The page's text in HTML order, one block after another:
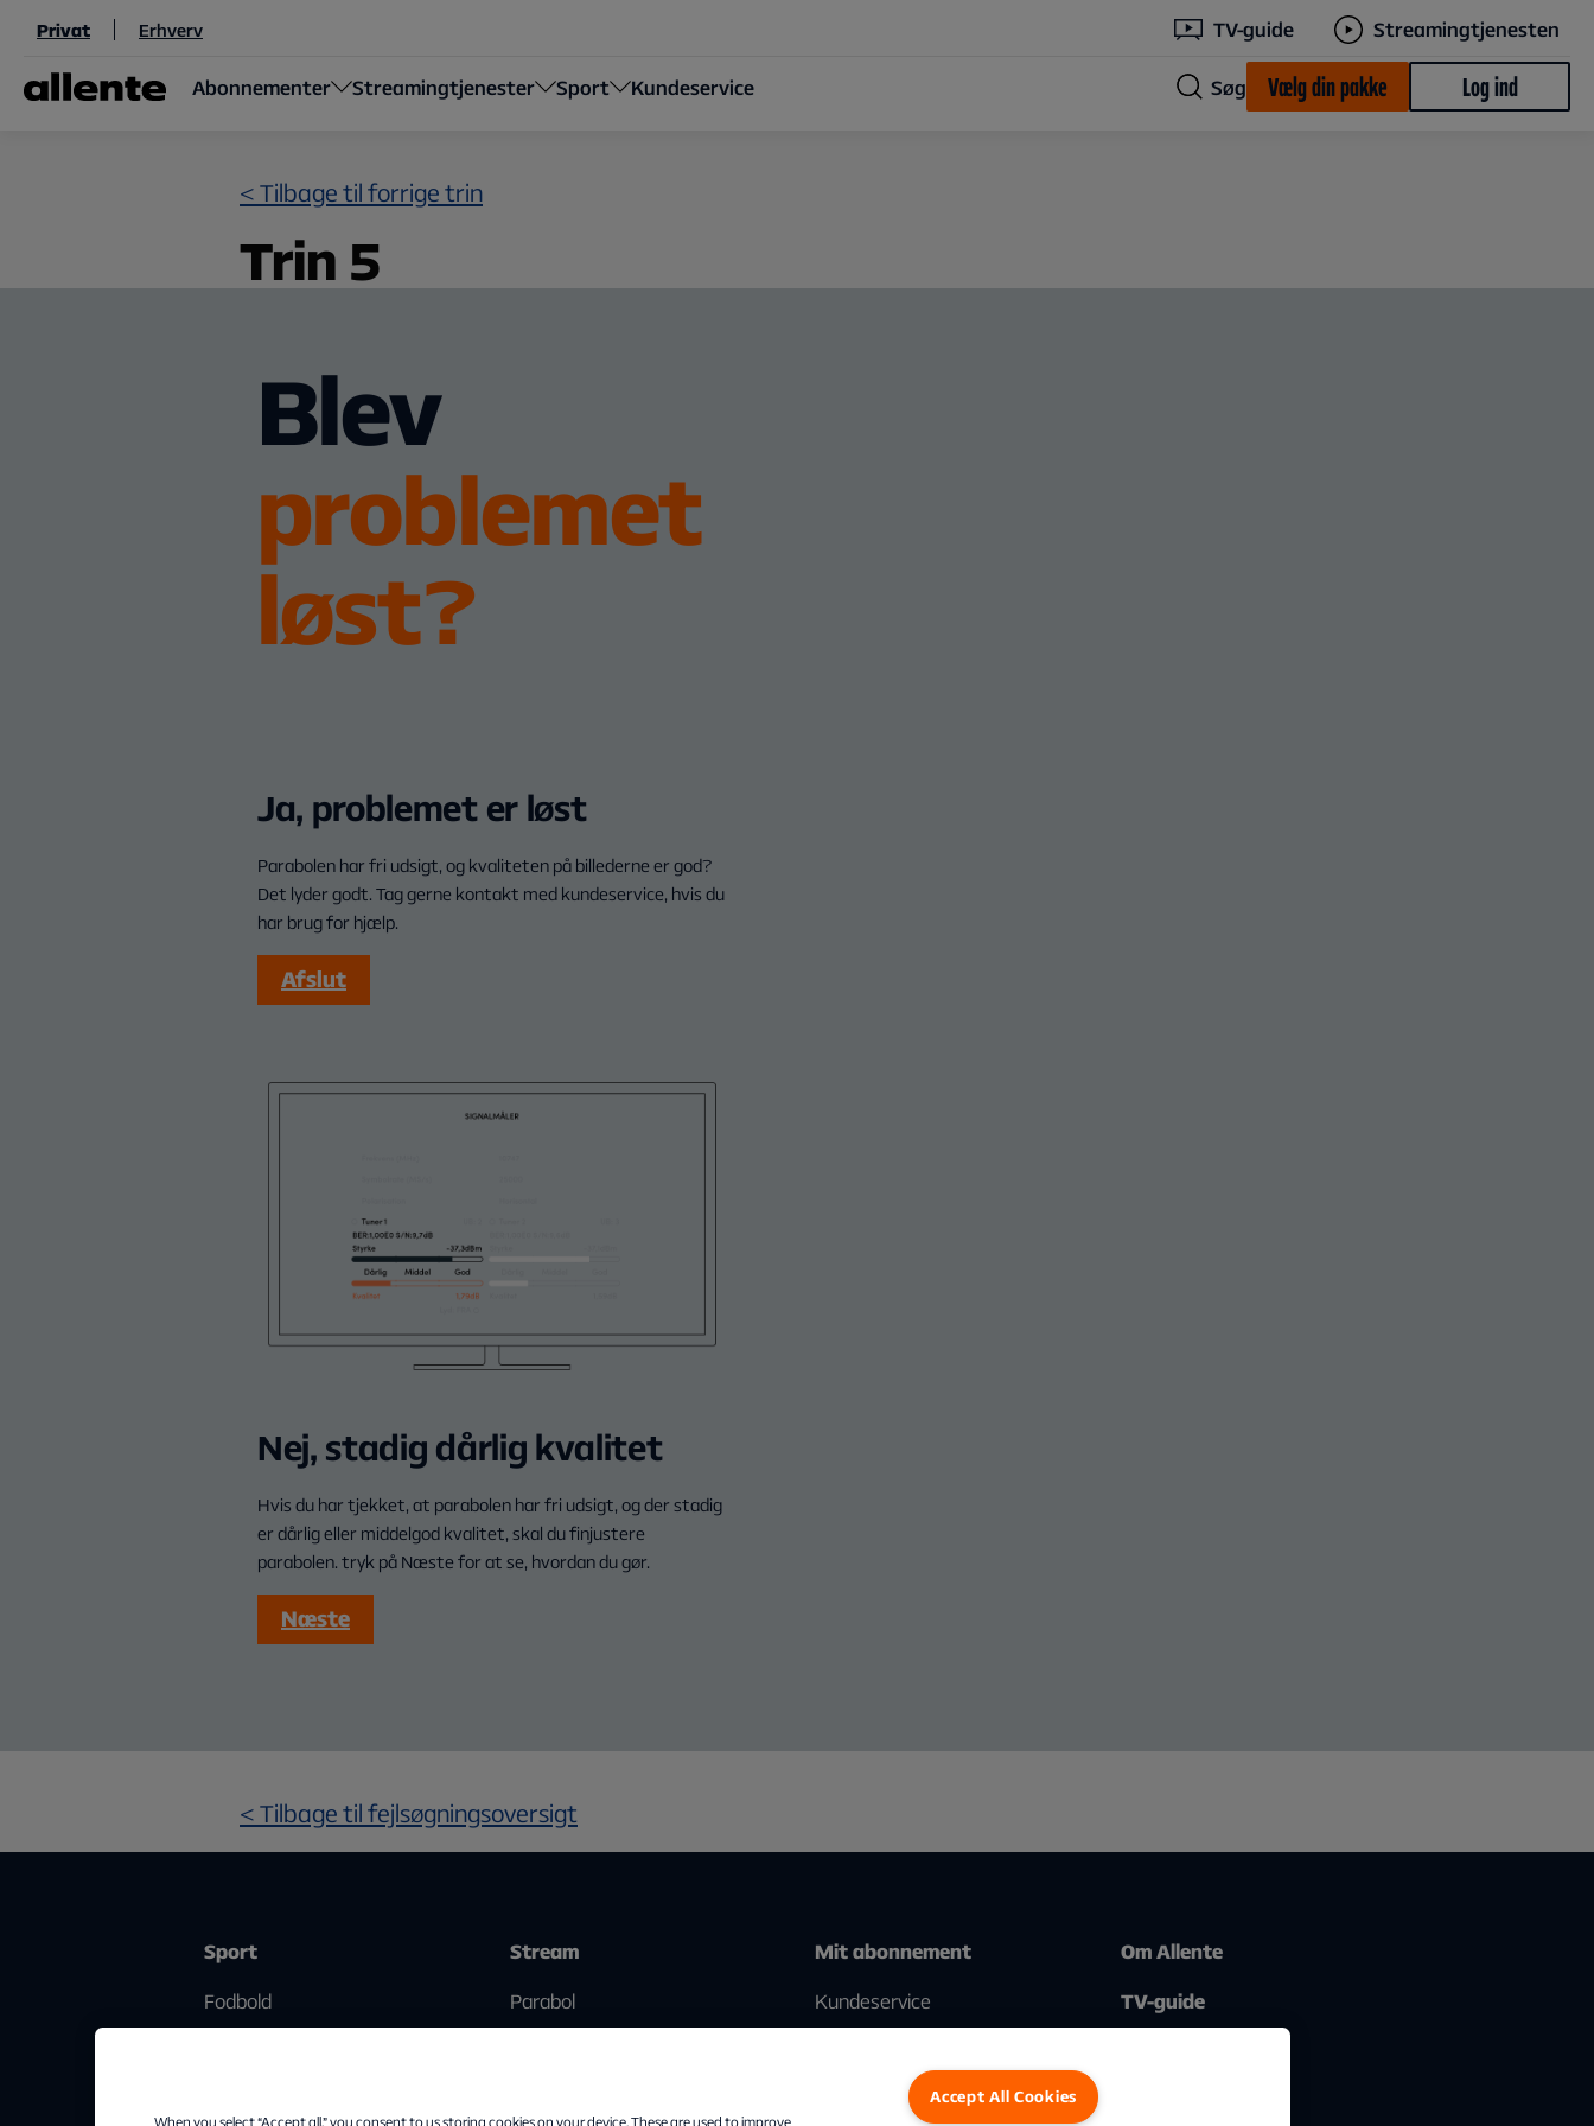
Til hovedindhold
Privat Erhverv TV-guide Streamingtjenesten
Abonnementer Streamingtjenester Sport Kundeservice Søg Vælg din pakke Log ind
< Tilbage til forrige trin
Trin 5
Blev
problemet
løst?
Ja, problemet er løst
Parabolen har fri udsigt, og kvaliteten på billederne er god?
Det lyder godt. Tag gerne kontakt med kundeservice, hvis du
har brug for hjælp.
Afslut
Nej, stadig dårlig kvalitet
Hvis du har tjekket, at parabolen har fri udsigt, og der stadig
er dårlig eller middelgod kvalitet, skal du finjustere
parabolen. tryk på Næste for at se, hvordan du gør.
Næste
< Tilbage til fejlsøgningsoversigt
Sport
Fodbold
Stream
Parabol
Mit abonnement
Kundeservice
Om Allente
TV-guide
When you select “Accept all,” you consent to us storing cookies on your device. These are used to improve
Accept All Cookies